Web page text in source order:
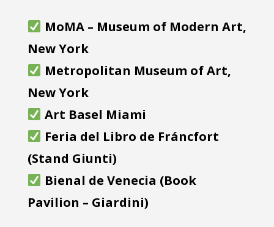
MoMA – Museum of Modern Art,
New York
Metropolitan Museum of Art,
New York
Art Basel Miami
Feria del Libro de Fráncfort
(Stand Giunti)
Bienal de Venecia (Book
Pavilion – Giardini)